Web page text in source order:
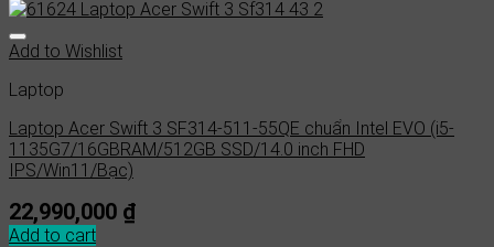
Add to Wishlist
Laptop
Laptop Acer Swift 3 SF314-511-55QE chuẩn Intel EVO (i5-
1135G7/16GBRAM/512GB SSD/14.0 inch FHD
IPS/Win11/Bạc)
22,990,000 ₫
Add to cart